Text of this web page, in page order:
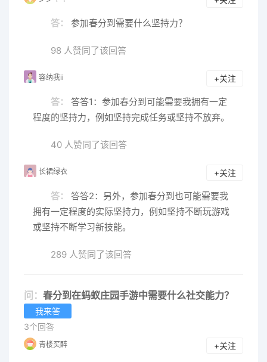
答： 参加春分到需要什么坚持力？
98 人赞同了该回答
容纳我ii +关注
答：
答答1：参加春分到可能需要我拥有一定
程度的坚持力，例如坚持完成任务或坚持不放弃。
40 人赞同了该回答
长裙绿衣 +关注
答：
答答2：另外，参加春分到也可能需要我
拥有一定程度的实际坚持力，例如坚持不断玩游戏
或坚持不断学习新技能。
289 人赞同了该回答
问： 春分到在蚂蚁庄园手游中需要什么社交能力？
我来答
3个回答
青楼买醉 +关注